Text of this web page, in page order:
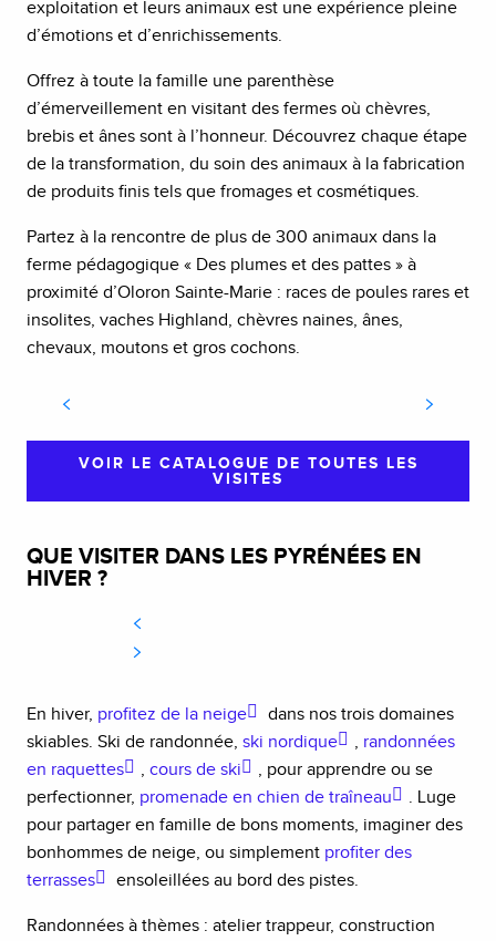
exploitation et leurs animaux est une expérience pleine
d’émotions et d’enrichissements.
Offrez à toute la famille une parenthèse
d’émerveillement en visitant des fermes où chèvres,
brebis et ânes sont à l’honneur. Découvrez chaque étape
de la transformation, du soin des animaux à la fabrication
de produits finis tels que fromages et cosmétiques.
Partez à la rencontre de plus de 300 animaux dans la
ferme pédagogique « Des plumes et des pattes » à
proximité d’Oloron Sainte-Marie : races de poules rares et
insolites, vaches Highland, chèvres naines, ânes,
chevaux, moutons et gros cochons.
VOIR LE CATALOGUE DE TOUTES LES
VISITES
QUE VISITER DANS LES PYRÉNÉES EN
HIVER ?
En hiver, profitez de la neige
dans nos trois domaines
skiables. Ski de randonnée, ski nordique , randonnées
en raquettes
, cours de ski
, pour apprendre ou se
perfectionner, promenade en chien de traîneau
. Luge
pour partager en famille de bons moments, imaginer des
bonhommes de neige, ou simplement profiter des
terrasses
ensoleillées au bord des pistes.
Randonnées à thèmes : atelier trappeur, construction